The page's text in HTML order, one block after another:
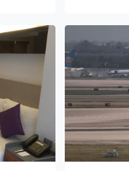
。立法會
多，會將
並以更高
前瞻性的博
支持。